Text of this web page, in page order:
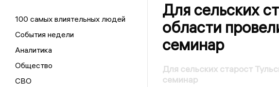
100 самых влиятельных людей
События недели
Аналитика
Общество
СВО
Для сельских
области
семинар
Для сельских старост
семинар